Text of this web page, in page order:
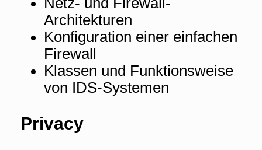
Architekturen
Konfiguration einer einfachen
Firewall
Klassen und Funktionsweise
von IDS-Systemen
Privacy